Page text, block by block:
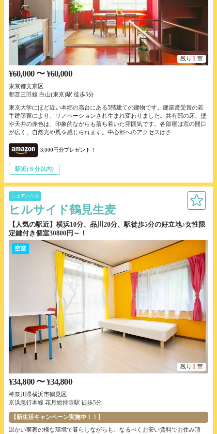
残り 1 室
¥60,000 〜 ¥60,000
東京都文京区
都営三田線 白山(東京)駅 徒歩5分
東京大学にほど近い本郷の高台にある5階建ての建物です。建築賞受賞の若
手建築家により、リノベーションされ生まれ変わりました。共有部の床、壁
や天井の赤色は、印象的ながらも落ち着いた雰囲気です。各部屋は窓の開口
が広く、自然光や風を感じられます。中心部へのアクセスはさ...
3,000円分プレゼント！
駅近(５分以内)
シェアハウス
ヒルサイド鶴見生麦
【人気の駅近】横浜10分、品川20分、駅徒歩5分の好立地♪女性限
定鍵付き個室30800円～！
空室
残り 1 室
¥34,800 〜 ¥34,800
神奈川県横浜市鶴見区
京浜急行本線 花月総持寺駅 徒歩5分
【新生活キャンペーン実施中！！】
温かい実家の様な環境で暮らしながらも、なるべくお安い賃料でお住み頂